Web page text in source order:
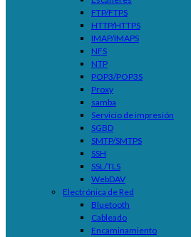
FTP/FTPS
HTTP/HTTPS
IMAP/IMAPS
NFS
NTP
POP3/POP3S
Proxy
samba
Servicio de impresión
SGBD
SMTP/SMTPS
SSH
SSL/TLS
WebDAV
Electrónica de Red
Bluetooth
Cableado
Encaminamiento